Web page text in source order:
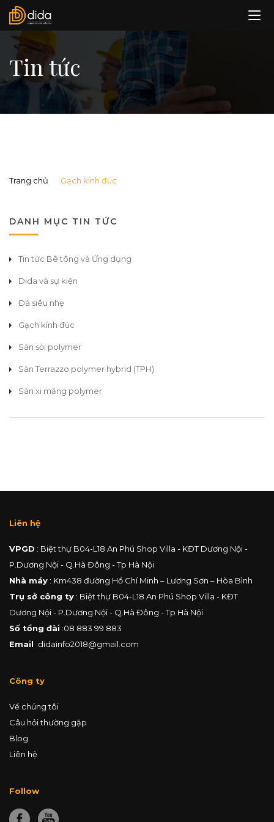
Tin tức
Trang chủ Gạch kính đúc
DANH MỤC TIN TỨC
Tin tức Bê tông và Ứng dụng
Dida và sự kiện
Đá siêu nhẹ
Gạch kính đúc
Sàn sỏi polymer
Sàn Terrazzo polymer hybrid (TPH)
Sàn xi măng polymer
Liên hệ
VPGD : Biệt thự B04-L18 An Phú Shop Villa - KĐT Dương Nội -
P.Dương Nội - Q.Hà Đông - Tp Hà Nội
Nhà máy : Km438 đường Hồ Chí Minh – Lương Sơn – Hòa Bình
Trụ sở công ty : Biệt thự B04-L18 An Phú Shop Villa - KĐT
Dương Nội - P.Dương Nội - Q.Hà Đông - Tp Hà Nội
Số tổng đài :08 883 99 883
Email :didainfo2018@gmail.com
Công ty
Về chúng tôi
Câu hỏi thường gặp
Blog
Liên hệ
Follow